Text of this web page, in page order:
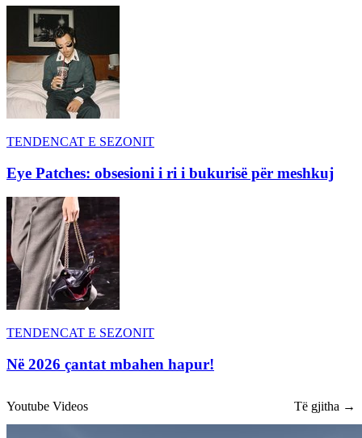
TENDENCAT E SEZONIT
Eye Patches: obsesioni i ri i bukurisë për meshkuj
TENDENCAT E SEZONIT
Në 2026 çantat mbahen hapur!
Youtube Videos Të gjitha →